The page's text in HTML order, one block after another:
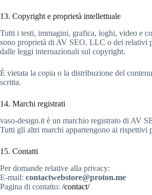
13. Copyright e proprietà intellettuale
Tutti i testi, immagini, grafica, loghi, video e
sono proprietà di AV SEO, LLC o dei relativi
dalle leggi internazionali sul copyright.
È vietata la copia o la distribuzione del
scritta.
14. Marchi registrati
vaso-design.it è un marchio registrato di AV
Tutti gli altri marchi appartengono ai rispettivi
15. Contatti
Per domande relative alla privacy:
E-mail: contactwebstore@proton.me
Pagina di contatto: /contact/